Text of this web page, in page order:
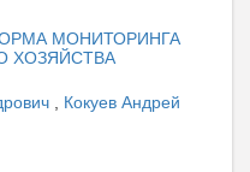
МОНИТОРИНГА
ХОЗЯЙСТВА
Кокуев Андрей